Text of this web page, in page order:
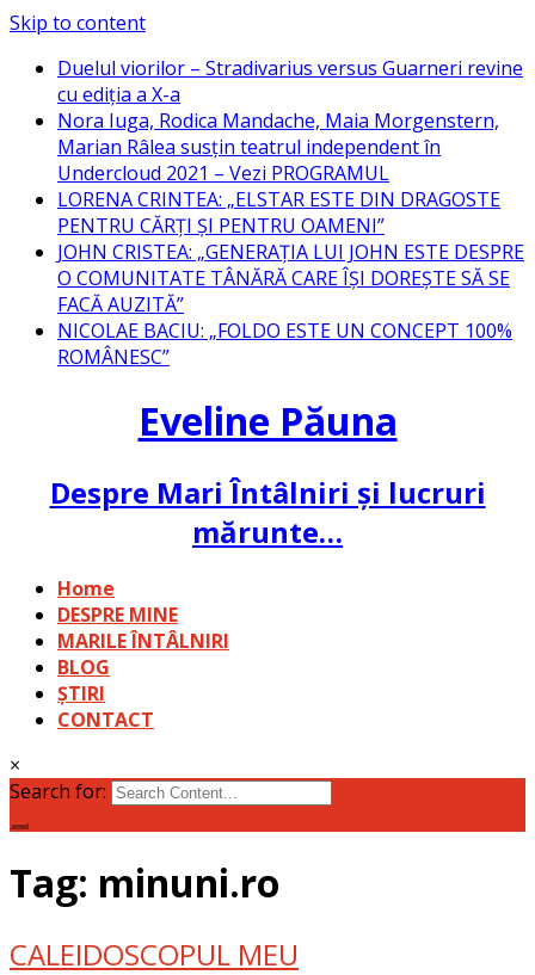
Skip to content
Duelul viorilor – Stradivarius versus Guarneri revine
cu ediția a X-a
Nora Iuga, Rodica Mandache, Maia Morgenstern,
Marian Râlea susțin teatrul independent în
Undercloud 2021 – Vezi PROGRAMUL
LORENA CRINTEA: „ELSTAR ESTE DIN DRAGOSTE
PENTRU CĂRȚI ȘI PENTRU OAMENI”
JOHN CRISTEA: „GENERAȚIA LUI JOHN ESTE DESPRE
O COMUNITATE TÂNĂRĂ CARE ÎȘI DOREȘTE SĂ SE
FACĂ AUZITĂ”
NICOLAE BACIU: „FOLDO ESTE UN CONCEPT 100%
ROMÂNESC”
Eveline Păuna
Despre Mari Întâlniri și lucruri
mărunte…
Home
DESPRE MINE
MARILE ÎNTÂLNIRI
BLOG
ȘTIRI
CONTACT
×
Search for:
Tag: minuni.ro
CALEIDOSCOPUL MEU